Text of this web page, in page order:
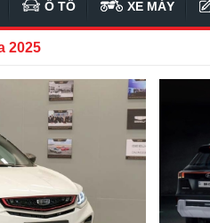
Ô TÔ XE MÁY
2025